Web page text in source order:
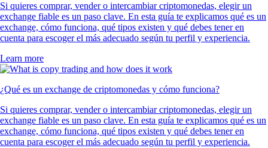
Si quieres comprar, vender o intercambiar criptomonedas, elegir un
exchange fiable es un paso clave. En esta guía te explicamos qué es un
exchange, cómo funciona, qué tipos existen y qué debes tener en
cuenta para escoger el más adecuado según tu perfil y experiencia.
Learn more
¿Qué es un exchange de criptomonedas y cómo funciona?
Si quieres comprar, vender o intercambiar criptomonedas, elegir un
exchange fiable es un paso clave. En esta guía te explicamos qué es un
exchange, cómo funciona, qué tipos existen y qué debes tener en
cuenta para escoger el más adecuado según tu perfil y experiencia.